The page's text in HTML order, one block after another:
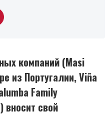
компаний (Masi
из Португалии, Viña
Family
вносит свой